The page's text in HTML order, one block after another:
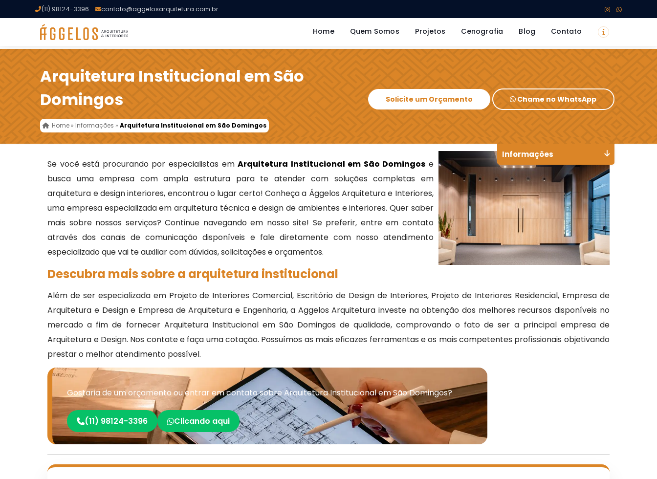
(11) 98124-3396 contato@aggelosarquitetura.com.br
Home Quem Somos Projetos Cenografia Blog Contato
Arquitetura Institucional em São
Domingos
Home » Informações »Arquitetura Institucional em São Domingos
Solicite um Orçamento Chame no WhatsApp
Se você está procurando por especialistas emArquitetura Institucional em São Domingos e
busca uma empresa com ampla estrutura para te atender com soluções completas em
arquitetura e design interiores, encontrou o lugar certo! Conheça a Ággelos Arquitetura e Interiores,
uma empresa especializada em arquitetura técnica e design de ambientes e interiores. Quer saber
mais sobre nossos serviços? Continue navegando em nosso site! Se preferir, entre em contato
através dos canais de comunicação disponíveis e fale diretamente com nosso atendimento
especializado que vai te auxiliar com dúvidas, solicitações e orçamentos.
Descubra mais sobre a arquitetura institucional
Além de ser especializada em Projeto de Interiores Comercial, Escritório de Design de Interiores, Projeto de Interiores Residencial, Empresa de
Arquitetura e Design e Empresa de Arquitetura e Engenharia, a Aggelos Arquitetura investe na obtenção dos melhores recursos disponíveis no
mercado a fim de fornecer Arquitetura Institucional em São Domingos de qualidade, comprovando o fato de ser a principal empresa de
Arquitetura e Design. Nos contate e faça uma cotação. Possuímos as mais eficazes ferramentas e os mais competentes profissionais objetivando
prestar o melhor atendimento possível.
Gostaria de um orçamento ou entrar em contato sobre Arquitetura Institucional em São Domingos?
(11) 98124-3396 Clicando aqui
Informações